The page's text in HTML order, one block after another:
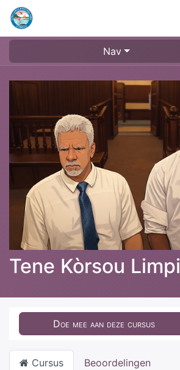
Nav
Tene Kòrsou Limpi
Doe mee aan deze cursus
Cursus Beoordelingen